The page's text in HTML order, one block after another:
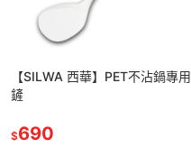
【SILWA 西華】PET不沾鍋專用
鏟
$690